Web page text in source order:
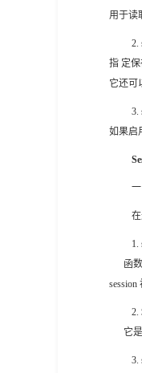
用于读
2.
指 定
它还可
3.
如果启
1.
函
2.
它
3.